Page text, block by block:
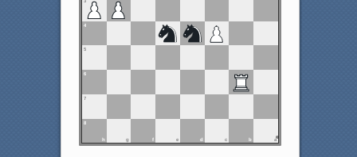
4
5
6
7
8
h g e d c b a